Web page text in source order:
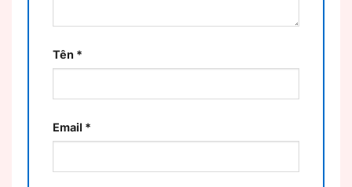
Tên *
Email *